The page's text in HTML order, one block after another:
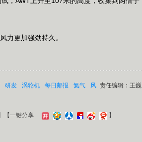
更加强劲持久。
责任编辑：王巍
研发 涡轮机 每日邮报 氦气
风
【一键分享 】